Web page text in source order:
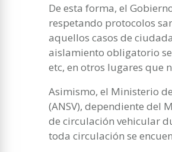
De esta forma, el
respetando protocolos
aquellos casos de
aislamiento obligatorio
etc, en otros lugares que
Asimismo, el Ministerio
(ANSV), dependiente del
de circulación vehicular
toda circulación se